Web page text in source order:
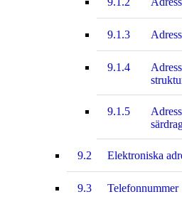
9.1.3
9.1.4
9.1.5
9.2 Elektroniska
9.3 Telefonnummer